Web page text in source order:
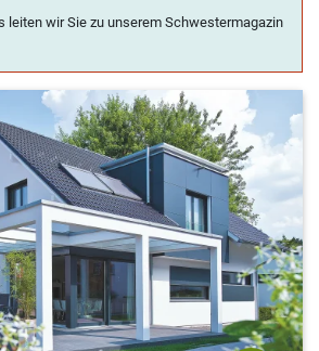
leiten wir Sie zu unserem Schwestermagazin